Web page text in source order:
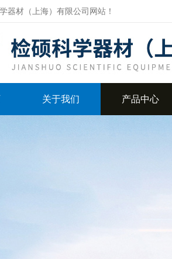
器材（上海）有限公司网站！
关于我们 产品中心